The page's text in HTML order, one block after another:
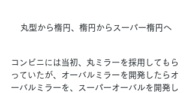
丸型から楕円、楕円からスーパー楕円へ
コンビニには当初、丸ミラーを採用してもら
っていたが、オーバルミラーを開発したらオ
ーバルミラーを、スーパーオーバルを開発し